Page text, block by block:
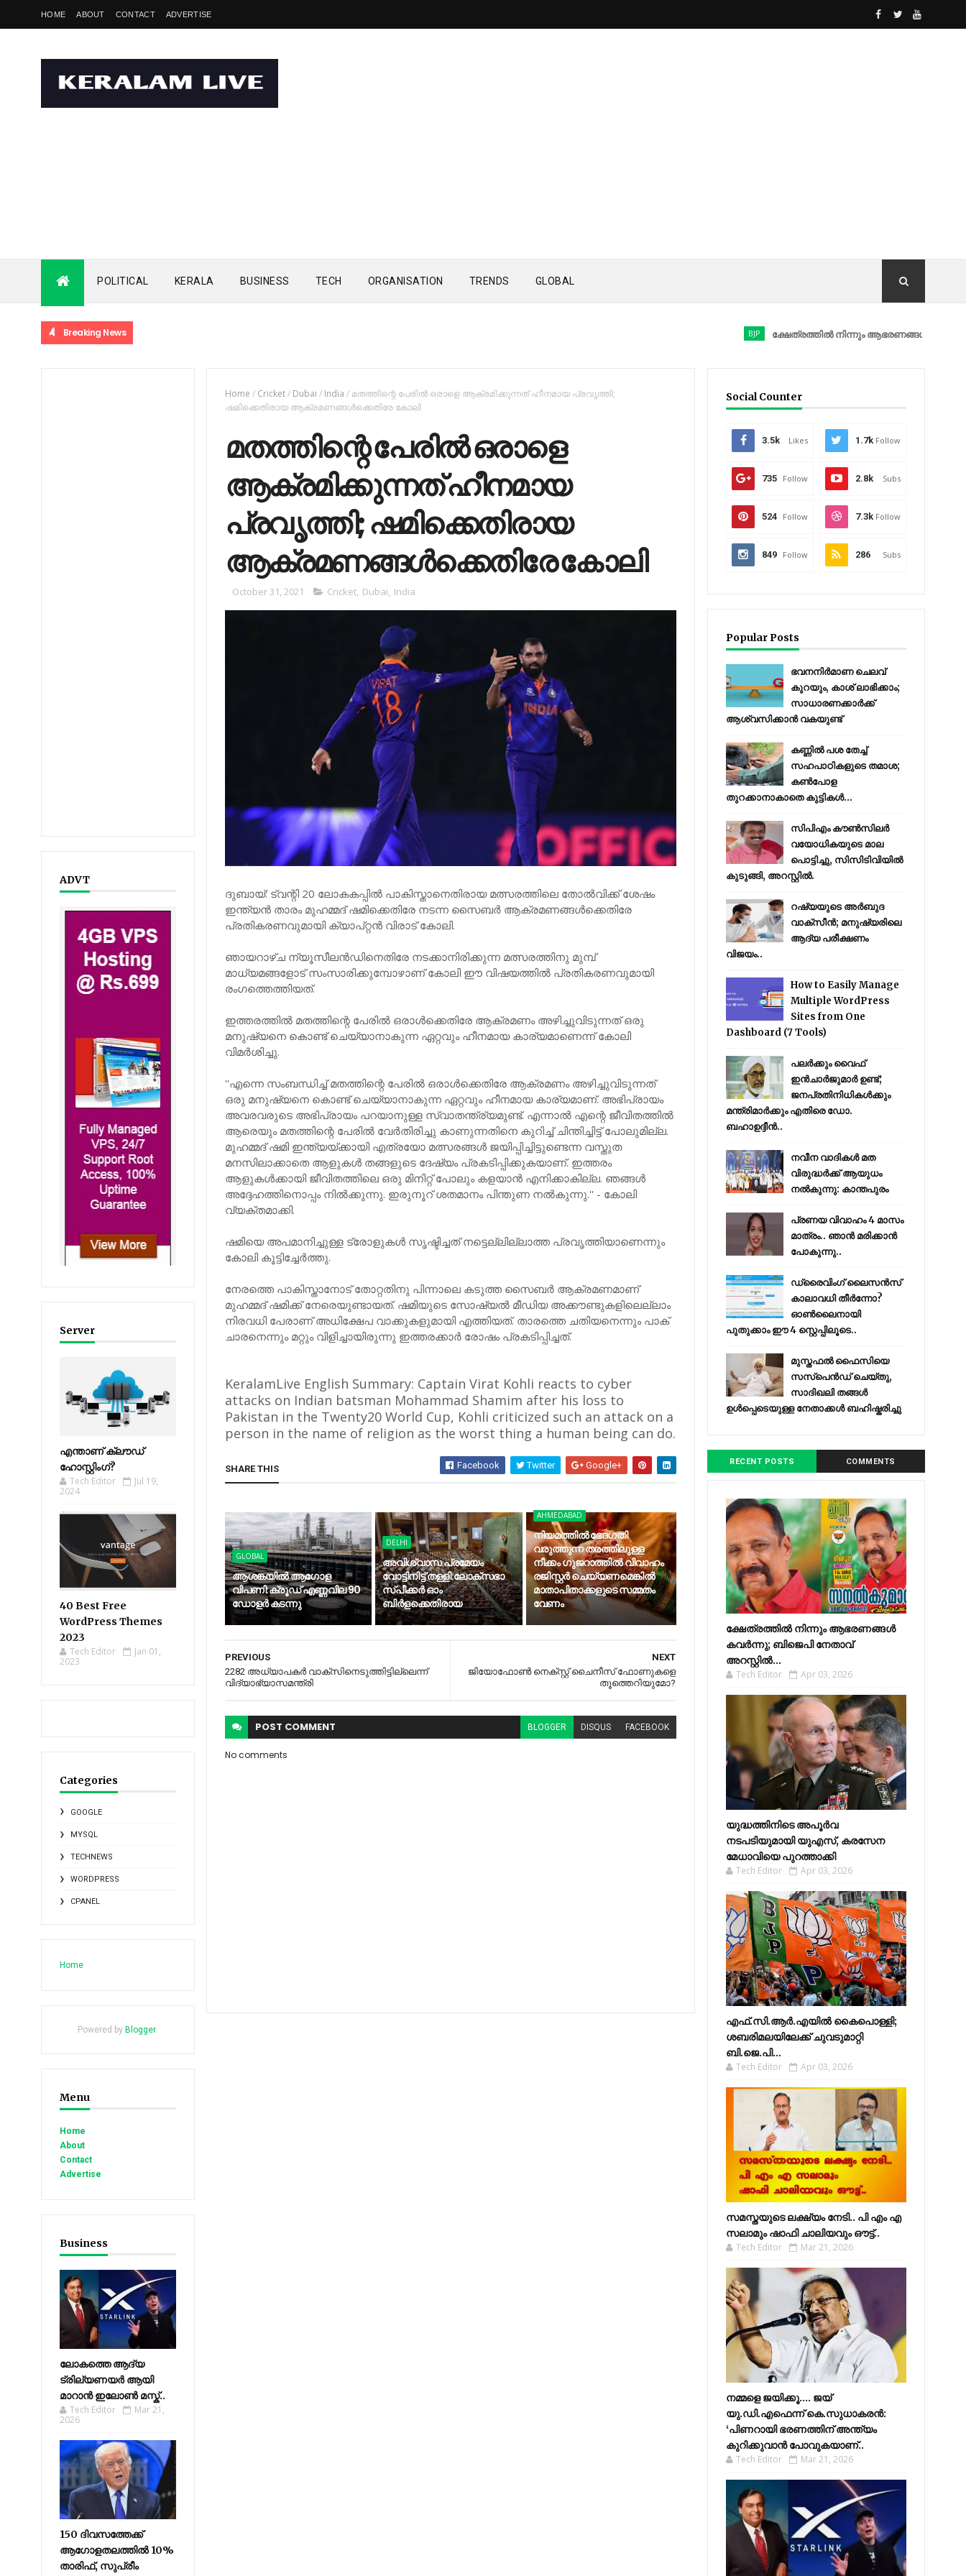
HOME ABOUT CONTACT ADVERTISE
POLITICAL KERALA BUSINESS TECH ORGANISATION TRENDS GLOBAL
Breaking News ക്ഷേത്രത്തിൽ നിന്നും ആഭരണങ്ങൾ കവർന്നു;
ADVT
Server
എന്താണ് ക്ലൗഡ്
ഹോസ്റ്റിംഗ്?
Tech Editor
Jul 19,
2024
40 Best Free
WordPress Themes
2023
Tech Editor
Jan 01,
2023
Categories
GOOGLE
MYSQL
TECHNEWS
WORDPRESS
CPANEL
Home
Powered by Blogger.
Menu
Home
About
Contact
Advertise
Business
ലോകത്തെ ആദ്യ
ട്രില്യണയർ ആയി
മാറാൻ ഇലോൺ മസ്ക്..
Tech Editor
Mar 21,
2026
150 ദിവസത്തേക്ക്
ആഗോളതലത്തിൽ 10%
താരിഫ്, സുപ്രീം
Home / Cricket/ Dubai / India / മതത്തിന്റെ പേരില്‍ ഒരാളെ ആക്രമിക്കുന്നത് ഹീനമായ പ്രവൃത്തി;
ഷമിക്കെതിരായ ആക്രമണങ്ങള്‍ക്കെതിരേ കോലി
മതത്തിന്റെ പേരില്‍ ഒരാളെ
ആക്രമിക്കുന്നത് ഹീനമായ
പ്രവൃത്തി; ഷമിക്കെതിരായ
ആക്രമണങ്ങള്‍ക്കെതിരേ കോലി
October 31, 2021 Cricket, Dubai, India
ദുബായ്: ട്വന്റി 20 ലോകകപ്പില്‍ പാകിസ്താനെതിരായ മത്സരത്തിലെ തോല്‍വിക്ക് ശേഷം
ഇന്ത്യന്‍ താരം മുഹമ്മദ് ഷമിക്കെതിരേ നടന്ന സൈബര്‍ ആക്രമണങ്ങള്‍ക്കെതിരേ
പ്രതികരണവുമായി ക്യാപ്റ്റന്‍ വിരാട് കോലി.
ഞായറാഴ്ച ന്യൂസീലന്‍ഡിനെതിരേ നടക്കാനിരിക്കുന്ന മത്സരത്തിനു മുമ്പ്
മാധ്യമങ്ങളോട് സംസാരിക്കുമ്പോഴാണ് കോലി ഈ വിഷയത്തില്‍ പ്രതികരണവുമായി
രംഗത്തെത്തിയത്.
ഇത്തരത്തില്‍ മതത്തിന്റെ പേരില്‍ ഒരാള്‍ക്കെതിരേ ആക്രമണം അഴിച്ചുവിടുന്നത് ഒരു
മനുഷ്യനെ കൊണ്ട് ചെയ്യാനാകുന്ന ഏറ്റവും ഹീനമായ കാര്യമാണെന്ന് കോലി
വിമര്‍ശിച്ചു.
''എന്നെ സംബന്ധിച്ച് മതത്തിന്റെ പേരില്‍ ഒരാള്‍ക്കെതിരേ ആക്രമണം അഴിച്ചുവിടുന്നത്
ഒരു മനുഷ്യനെ കൊണ്ട് ചെയ്യാനാകുന്ന ഏറ്റവും ഹീനമായ കാര്യമാണ്. അഭിപ്രായം
അവരവരുടെ അഭിപ്രായം പറയാനുള്ള സ്വാതന്ത്ര്യമുണ്ട്. എന്നാല്‍ എന്റെ ജീവിതത്തില്‍
ആരെയും മതത്തിന്റെ പേരില്‍ വേര്‍തിരിച്ചു കാണുന്നതിനെ കുറിച്ച് ചിന്തിച്ചിട്ട് പോലുമില്ല.
മുഹമ്മദ് ഷമി ഇന്ത്യയ്ക്കായി എത്രയോ മത്സരങ്ങള്‍ ജയിപ്പിച്ചിട്ടുണ്ടെന്ന വസ്തുത
മനസിലാക്കാതെ ആളുകള്‍ തങ്ങളുടെ ദേഷ്യം പ്രകടിപ്പിക്കുകയാണ്. ഇത്തരം
ആളുകള്‍ക്കായി ജീവിതത്തിലെ ഒരു മിനിറ്റ് പോലും കളയാന്‍ എനിക്കാകില്ല. ഞങ്ങള്‍
അദ്ദേഹത്തിനൊപ്പം നില്‍ക്കുന്നു. ഇരുനൂറ് ശതമാനം പിന്തുണ നല്‍കുന്നു.'' - കോലി
വ്യക്തമാക്കി.
ഷമിയെ അപമാനിച്ചുള്ള ട്രോളുകള്‍ സൃഷ്ടിച്ചത് നട്ടെല്ലില്ലാത്ത പ്രവൃത്തിയാണെന്നും
കോലി കൂട്ടിച്ചേര്‍ത്തു.
നേരത്തെ പാകിസ്താനോട് തോറ്റതിനു പിന്നാലെ കടുത്ത സൈബര്‍ ആക്രമണമാണ്
മുഹമ്മദ് ഷമിക്ക് നേരെയുണ്ടായത്. ഷമിയുടെ സോഷ്യല്‍ മീഡിയ അക്കൗണ്ടുകളിലെല്ലാം
നിരവധി പേരാണ് അധിക്ഷേപ വാക്കുകളുമായി എത്തിയത്. താരത്തെ ചതിയനെന്നും പാക്
ചാരനെന്നും മറ്റും വിളിച്ചായിരുന്നു ഇത്തരക്കാര്‍ രോഷം പ്രകടിപ്പിച്ചത്.
KeralamLive English Summary: Captain Virat Kohli reacts to cyber
attacks on Indian batsman Mohammad Shamim after his loss to
Pakistan in the Twenty20 World Cup, Kohli criticized such an attack on a
person in the name of religion as the worst thing a human being can do.
SHARE THIS Facebook Twitter Google+
GLOBAL
ആശങ്കയിൽ ആഗോള
വിപണി:ക്രൂഡ് എണ്ണവില 90
ഡോളർ കടന്നു
DELHI
അവിശ്വാസ പ്രമേയം
വോട്ടിനിട്ട് തള്ളി:ലോക്സഭാ
സ്പീക്കർ ഓം
ബിർളക്കെതിരായ
AHMEDABAD
നിയമത്തിൽ ഭേദഗതി
വരുത്തുന്ന തരത്തിലുള്ള
നീക്കം ഗുജറാത്തിൽ വിവാഹം
രജിസ്റ്റർ ചെയ്യണമെങ്കിൽ
മാതാപിതാക്കളുടെ സമ്മതം
വേണം
NEXT
ജിയോഫോണ്‍ നെക്‌സ്റ്റ് ചൈനീസ് ഫോണുകളെ
തൂത്തെറിയുമോ?
PREVIOUS
2282 അധ്യാപകർ വാക്​സിനെടുത്തിട്ടില്ലെന്ന്​
വിദ്യാഭ്യാസമന്ത്രി
POST COMMENT BLOGGER DISQUS FACEBOOK
No comments
Social Counter
3.5k Likes 1.7k Follow
735 Follow 2.8k Subs
524 Follow 7.3k Follow
849 Follow 286 Subs
Popular Posts
ഭവനനിർമാണ ചെലവ്
കുറയും, കാശ് ലാഭിക്കാം;
സാധാരണക്കാർക്ക്
ആശ്വസിക്കാൻ വകയുണ്ട്
കണ്ണിൽ പശ തേച്ച്
സഹപാഠികളുടെ തമാശ;
കൺപോള
തുറക്കാനാകാതെ കുട്ടികൾ...
സിപിഎം കൗണ്‍സിലര്‍
വയോധികയുടെ മാല
പൊട്ടിച്ചു, സിസിടിവിയില്‍
കുടുങ്ങി, അറസ്റ്റില്‍.
റഷ്യയുടെ അര്‍ബുദ
വാക്‌സീന്‍; മനുഷ്യരിലെ
ആദ്യ പരീക്ഷണം
വിജയം..
How to Easily Manage
Multiple WordPress
Sites from One
Dashboard (7 Tools)
പലർക്കും വൈഫ്
ഇൻചാർജുമാർ ഉണ്ട്;
ജനപ്രതിനിധികൾക്കും
മന്ത്രിമാർക്കും എതിരെ ഡോ.
ബഹാഉദ്ദീൻ..
നവീന വാദികൾ മത
വിരുദ്ധർക്ക് ആയുധം
നൽകുന്നു: കാന്തപുരം
പ്രണയ വിവാഹം 4 മാസം
മാത്രം.. ഞാൻ മരിക്കാൻ
പോകുന്നു..
ഡ്രൈവിംഗ് ലൈസൻസ്
കാലാവധി തീർന്നോ?
ഓൺലൈനായി
പുതുക്കാം ഈ 4 സ്റ്റെപ്പിലൂടെ..
മുസ്തഫൽ ഫൈസിയെ
സസ്‌പെൻഡ് ചെയ്തു,
സാദിഖലി തങ്ങൾ
ഉൾപ്പെടെയുള്ള നേതാക്കൾ ബഹിഷ്കരിച്ചു
RECENT POSTS COMMENTS
ക്ഷേത്രത്തിൽ നിന്നും ആഭരണങ്ങൾ
കവർന്നു; ബിജെപി നേതാവ്
അറസ്റ്റിൽ...
Tech Editor Apr 03, 2026
യുദ്ധത്തിനിടെ അപൂർവ
നടപടിയുമായി യുഎസ്, കരസേന
മേധാവിയെ പുറത്താക്കി
Tech Editor Apr 03, 2026
എഫ്​.സി.ആർ.എയിൽ കൈപൊള്ളി;
ശബരിമലയിലേക്ക്​ ചുവടുമാറ്റി
ബി.ജെ.പി...
Tech Editor Apr 03, 2026
സമസ്തയുടെ ലക്ഷ്യം നേടി.. പി എം എ
സലാമും ഷാഫി ചാലിയവും ഔട്ട്..
Tech Editor Mar 21, 2026
നമ്മളെ ജയിക്കൂ.... ജയ്
യു.ഡി.എഫെന്ന് കെ.സുധാകരൻ:
‘പിണറായി ഭരണത്തിന് അന്ത്യം
കുറിക്കുവാൻ പോവുകയാണ്..
Tech Editor Mar 21, 2026